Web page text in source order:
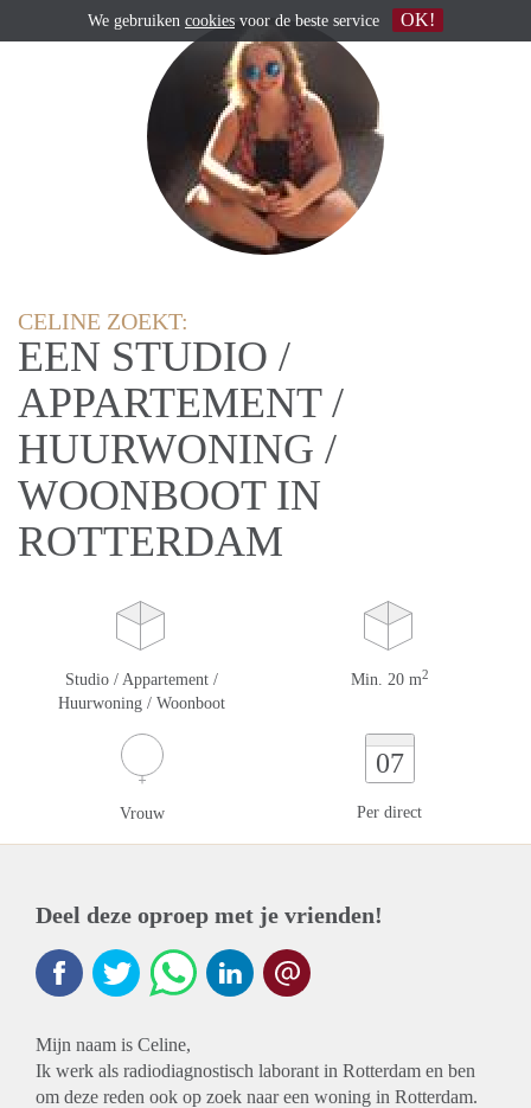
CELINE ZOEKT:
EEN STUDIO /
APPARTEMENT /
HUURWONING /
WOONBOOT IN
ROTTERDAM
Studio / Appartement /
Huurwoning / Woonboot
Min. 20 m2
Vrouw
07
Per direct
Deel deze oproep met je vrienden!
Mijn naam is Celine,
Ik werk als radiodiagnostisch laborant in Rotterdam en ben
om deze reden ook op zoek naar een woning in Rotterdam.
We gebruiken cookies voor de beste service OK!